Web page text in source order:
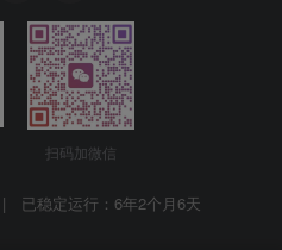
扫码加微信
已稳定运行： 6年2个月6天